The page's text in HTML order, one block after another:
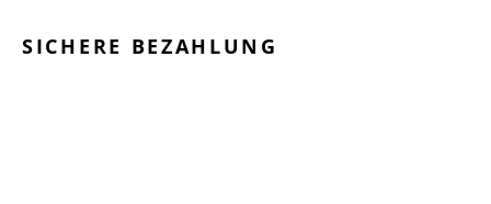
SICHERE BEZAHLUNG